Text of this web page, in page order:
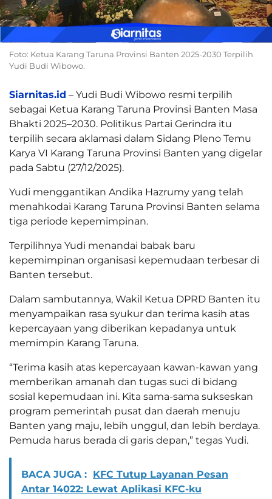
Foto: Ketua Karang Taruna Provinsi Banten 2025-2030 Terpilih
Yudi Budi Wibowo.
Siarnitas.id – Yudi Budi Wibowo resmi terpilih
sebagai Ketua Karang Taruna Provinsi Banten Masa
Bhakti 2025–2030. Politikus Partai Gerindra itu
terpilih secara aklamasi dalam Sidang Pleno Temu
Karya VI Karang Taruna Provinsi Banten yang digelar
pada Sabtu (27/12/2025).
Yudi menggantikan Andika Hazrumy yang telah
menahkodai Karang Taruna Provinsi Banten selama
tiga periode kepemimpinan.
Terpilihnya Yudi menandai babak baru
kepemimpinan organisasi kepemudaan terbesar di
Banten tersebut.
Dalam sambutannya, Wakil Ketua DPRD Banten itu
menyampaikan rasa syukur dan terima kasih atas
kepercayaan yang diberikan kepadanya untuk
memimpin Karang Taruna.
“Terima kasih atas kepercayaan kawan-kawan yang
memberikan amanah dan tugas suci di bidang
sosial kepemudaan ini. Kita sama-sama sukseskan
program pemerintah pusat dan daerah menuju
Banten yang maju, lebih unggul, dan lebih berdaya.
Pemuda harus berada di garis depan,” tegas Yudi.
BACA JUGA : KFC Tutup Layanan Pesan
Antar 14022: Lewat Aplikasi KFC-ku